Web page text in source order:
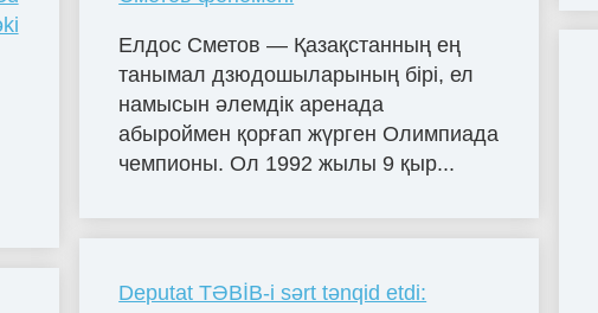
Елдос Сметов — Қазақстанның ең
танымал дзюдошыларының бірі, ел
намысын әлемдік аренада
абыроймен қорғап жүрген Олимпиада
чемпионы. Ол 1992 жылы 9 қыр...
Deputat TƏBİB-i sərt tənqid etdi: